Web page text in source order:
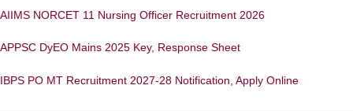
AIIMS NORCET 11 Nursing Officer Recruitment 2026
APPSC DyEO Mains 2025 Key, Response Sheet
IBPS PO MT Recruitment 2027-28 Notification, Apply Online